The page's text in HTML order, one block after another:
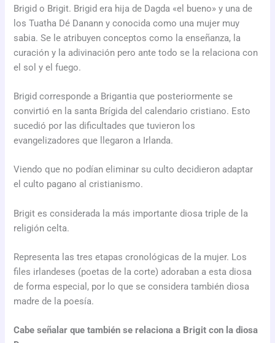
Brigid o Brigit. Brigid era hija de Dagda «el bueno» y una de
los Tuatha Dé Danann y conocida como una mujer muy
sabia. Se le atribuyen conceptos como la enseñanza, la
curación y la adivinación pero ante todo se la relaciona con
el sol y el fuego.
Brigid corresponde a Brigantia que posteriormente se
convirtió en la santa Brígida del calendario cristiano. Esto
sucedió por las dificultades que tuvieron los
evangelizadores que llegaron a Irlanda.
Viendo que no podían eliminar su culto decidieron adaptar
el culto pagano al cristianismo.
Brigit es considerada la más importante diosa triple de la
religión celta.
Representa las tres etapas cronológicas de la mujer. Los
files irlandeses (poetas de la corte) adoraban a esta diosa
de forma especial, por lo que se considera también diosa
madre de la poesía.
Cabe señalar que también se relaciona a Brigit con la diosa